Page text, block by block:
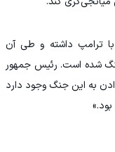
ترامپ داشته و طی آن
شده است. رئیس جمهور
به این جنگ وجود دارد